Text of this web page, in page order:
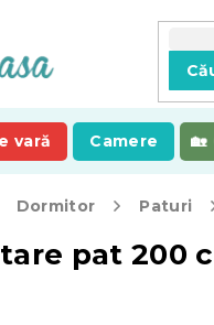
vară Camere
Dormitor Paturi
pat 200